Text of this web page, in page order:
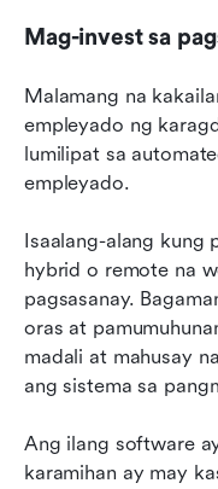
Mag-invest sa
Malamang na
empleyado ng
lumilipat sa
empleyado.
Isaalang-alang kung
hybrid o remote na
pagsasanay.
oras at
madali at mahusay
ang sistema sa
Ang ilang software
karamihan ay may